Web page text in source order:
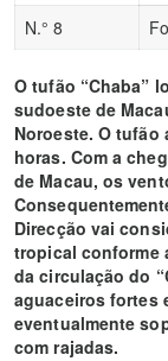
N.° 8
O tufão “Chaba”
sudoeste de
Noroeste. O tufão
horas. Com a
de Macau, os
Direcção vai
tropical conforme
da circulação do
aguaceiros fortes
eventualmente
com rajadas.